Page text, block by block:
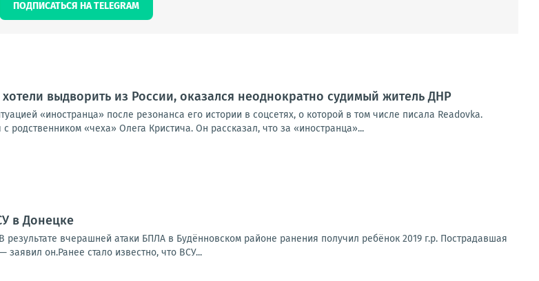
ПОДПИСАТЬСЯ НА TELEGRAM
выдворить из России, оказался неоднократно судимый житель ДНР
«иностранца» после резонанса его истории в соцсетях, о которой в том числе писала Readovka.
родственником «чеха» Олега Кристича. Он рассказал, что за «иностранца»...
в Донецке
вчерашней атаки БПЛА в Будённовском районе ранения получил ребёнок 2019 г.р. Пострадавшая
он.Ранее стало известно, что ВСУ...